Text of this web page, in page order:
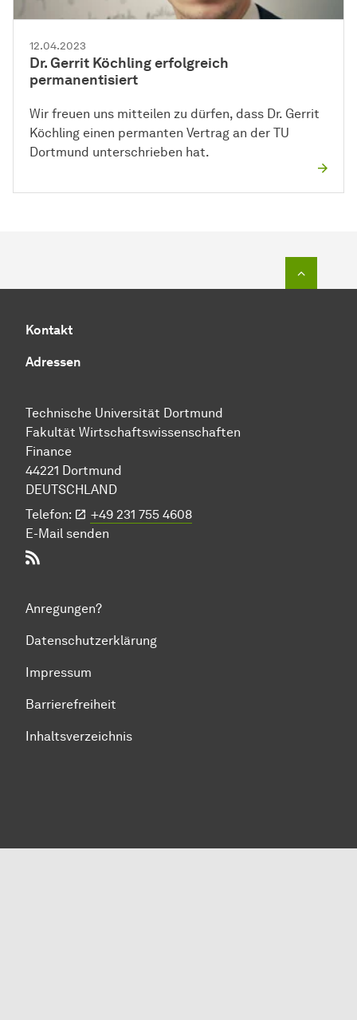
12.04.2023
Dr. Gerrit Köchling erfolgreich
permanentisiert
Wir freuen uns mitteilen zu dürfen, dass Dr. Gerrit
Köchling einen permanten Vertrag an der TU
Dortmund unterschrieben hat.
Kontakt
Adressen
Technische Uni­ver­si­tät Dort­mund
Fakultät Wirtschafts­wissen­schaften
Finance
44221 Dort­mund
DEUTSCHLAND
Telefon:
+49 231 755 4608
E-Mail senden
Anregungen?
Datenschutzerklärung
Impressum
Barrierefreiheit
Inhaltsverzeichnis